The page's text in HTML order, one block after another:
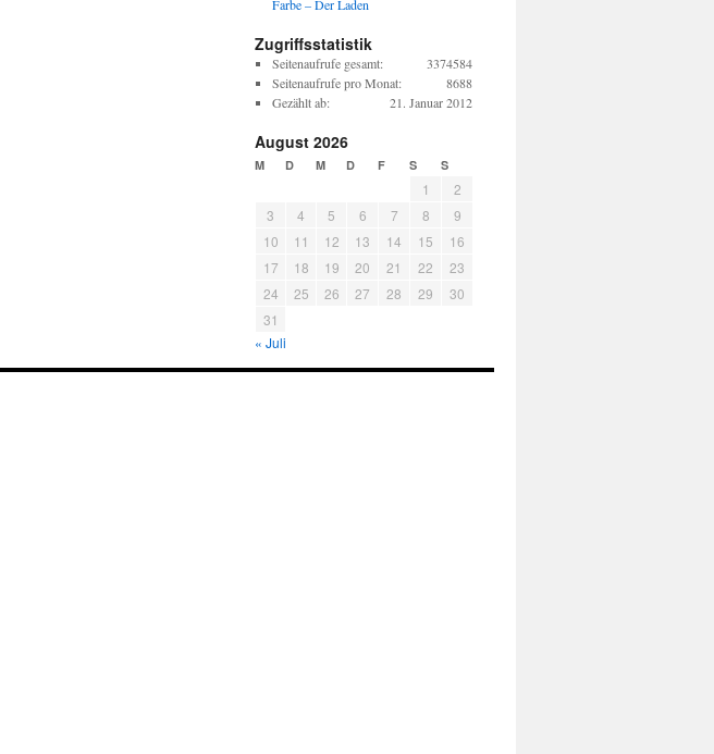
Farbe – Der Laden
Zugriffsstatistik
3374584
Seitenaufrufe gesamt:
8688
Seitenaufrufe pro Monat:
21. Januar 2012
Gezählt ab:
August 2026
M D M D F S S
1
2
3
4 5 6 7 8
9
10
11 12 13 14 15
16
17
18 19 20 21 22
23
24
25 26 27 28 29
30
31
« Juli